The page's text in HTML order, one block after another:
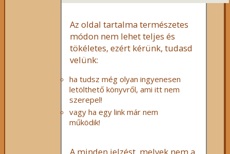
Az oldal tartalma természetes
módon nem lehet teljes és
tökéletes, ezért kérünk, tudasd
velünk:
ha tudsz még olyan ingyenesen
letölthető könyvről, ami itt nem
szerepel!
vagy ha egy link már nem
működik!
A minden jelzést, melyek nem a